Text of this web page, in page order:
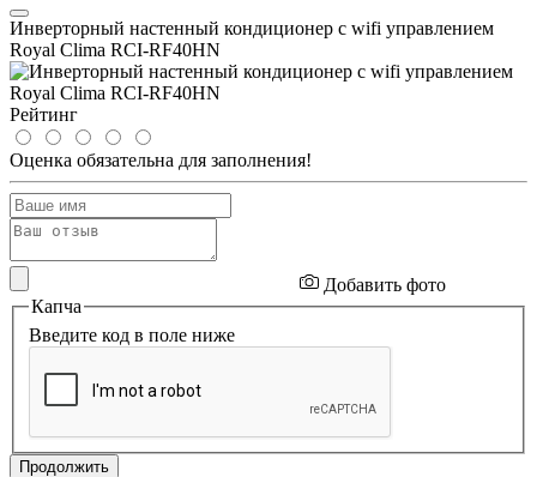
Инверторный настенный кондиционер с wifi управлением
Royal Clima RCI-RF40HN
Рейтинг
Оценка обязательна для заполнения!
Добавить фото
Капча
Введите код в поле ниже
Продолжить